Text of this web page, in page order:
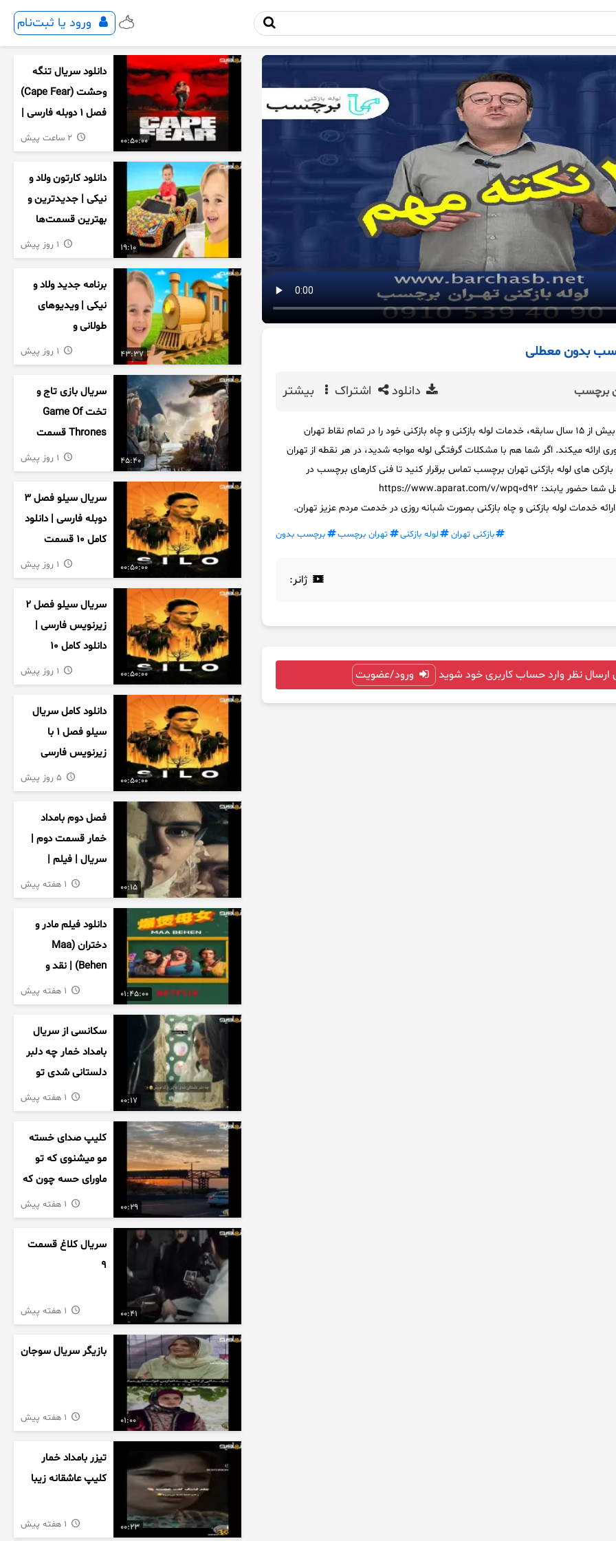
ورود یا ثبت‌نام
بدون معطلی
برچسب دانلود اشتراک بیشتر
لوله بازکنی تهران برچسب با بیش از 15 سال سابقه، خدمات لوله بازکنی و چاه بازکنی خود را در تمام نقاط تهران
ارائه میکند. اگر شما هم با مشکلات گرفتگی لوله مواجه شدید، در هر نقطه از تهران
های لوله بازکنی تهران برچسب تماس برقرار کنید تا فنی کارهای برچسب در
شما حضور یابند: https://www.aparat.com/v/wpq0d92
خدمات لوله بازکنی و چاه بازکنی بصورت شبانه روزی در خدمت مردم عزیز تهران.
بازکنی تهران لوله بازکنی تهران برچسب برچسب بدون
ژانر:
ارسال نظر وارد حساب کاربری خود شوید ورود/عضویت
00:50:00
دانلود سریال تنگه
وحشت (Cape Fear)
فصل ۱ دوبله فارسی |
کامل ۱۰ قسمت
19:10
دانلود کارتون ولاد و
نیکی | جدیدترین و
بهترین قسمت‌ها
43:37
برنامه جدید ولاد و
نیکی | ویدیوهای
طولانی و
سرگرم‌کننده کودکان
45:40
سریال بازی تاج و
تخت Game Of
Thrones قسمت
دوم فصل اول
زیرنویس فارسی
00:50:00
سریال سیلو فصل ۳
دوبله فارسی | دانلود
کامل ۱۰ قسمت
00:50:00
سریال سیلو فصل ۲
زیرنویس فارسی |
دانلود کامل ۱۰
00:50:00
دانلود کامل سریال
سیلو فصل ۱ با
زیرنویس فارسی
00:15
فصل دوم بامداد
خمار قسمت دوم |
سریال | فیلم |
نمایش خانگی |
محبوبه | سینمایی
01:45:00
دانلود فیلم مادر و
دختران (Maa
Behen) | نقد و
بررسی درام خانوادگی
هندی
00:17
سکانسی از سریال
بامداد خمار چه دلبر
دلستانی شدی تو
این بزک عروس..
00:29
کلیپ صدای خسته
مو میشنوی که تو
ماورای حسه چون که
داریم می رسیم به
اخرای قصه
00:41
سریال کلاغ قسمت
9
01:00
بازیگر سریال سوجان
00:23
تیزر بامداد خمار
کلیپ عاشقانه زیبا